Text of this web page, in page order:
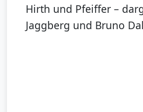
Hirth und Pfeiffer –
Jaggberg und Bruno